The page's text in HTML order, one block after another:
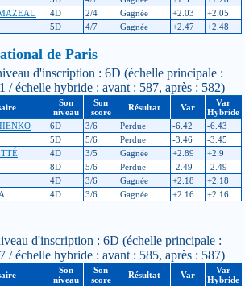
4D 2/4 Gagnée +2.03
+2.05
5D 4/7 Gagnée +2.47 +2.48
de Paris
d'inscription : 6D (échelle principale :
/ échelle hybride : avant : 587, après : 582)
Son
niveau
Son
score
Résultat Var
Var
Hybride
6D 3/6 Perdue -6.42
-6.43
5D 5/6 Perdue -3.46
-3.45
4D 3/5 Gagnée +2.89
+2.9
8D 5/6 Perdue -2.49
-2.49
4D 3/6 Gagnée +2.18
+2.18
4D 3/6 Gagnée +2.16 +2.16
d'inscription : 6D (échelle principale :
/ échelle hybride : avant : 585, après : 587)
Son
niveau
Son
score
Résultat Var
Var
Hybride